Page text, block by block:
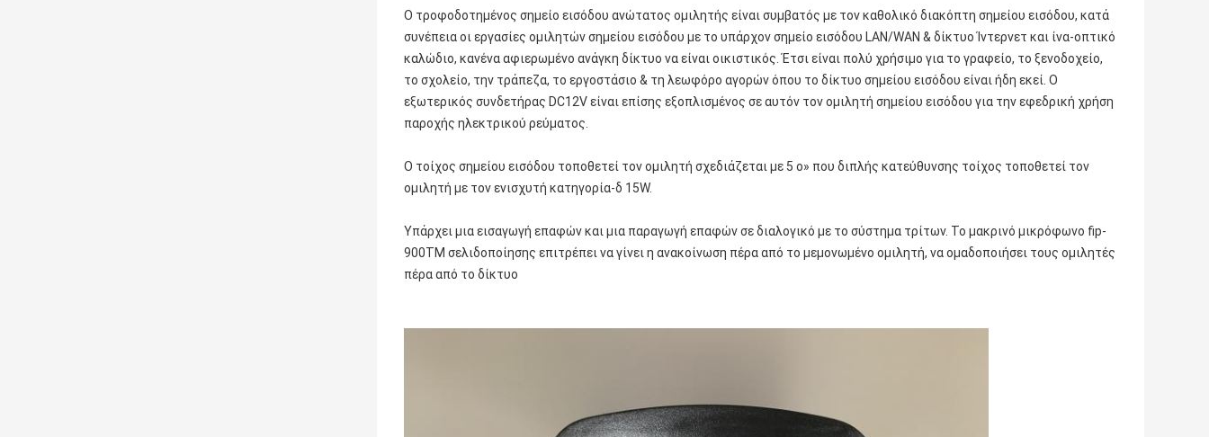
Ο τροφοδοτημένος σημείο εισόδου ανώτατος ομιλητής είναι συμβατός με τον καθολικό διακόπτη σημείου εισόδου, κατά
συνέπεια οι εργασίες ομιλητών σημείου εισόδου με το υπάρχον σημείο εισόδου LAN/WAN & δίκτυο Ίντερνετ και ίνα-οπτικό
καλώδιο, κανένα αφιερωμένο ανάγκη δίκτυο να είναι οικιστικός. Έτσι είναι πολύ χρήσιμο για το γραφείο, το ξενοδοχείο,
το σχολείο, την τράπεζα, το εργοστάσιο & τη λεωφόρο αγορών όπου το δίκτυο σημείου εισόδου είναι ήδη εκεί. Ο
εξωτερικός συνδετήρας DC12V είναι επίσης εξοπλισμένος σε αυτόν τον ομιλητή σημείου εισόδου για την εφεδρική χρήση
παροχής ηλεκτρικού ρεύματος.
Ο τοίχος σημείου εισόδου τοποθετεί τον ομιλητή σχεδιάζεται με 5 ο» που διπλής κατεύθυνσης τοίχος τοποθετεί τον
ομιλητή με τον ενισχυτή κατηγορία-δ 15W.
Υπάρχει μια εισαγωγή επαφών και μια παραγωγή επαφών σε διαλογικό με το σύστημα τρίτων. Το μακρινό μικρόφωνο fip-
900TM σελιδοποίησης επιτρέπει να γίνει η ανακοίνωση πέρα από το μεμονωμένο ομιλητή, να ομαδοποιήσει τους ομιλητές
πέρα από το δίκτυο